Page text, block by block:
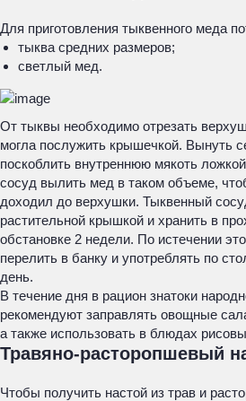
Для приготовления тыквенного меда
тыква средних размеров;
светлый мед.
От тыквы необходимо отрезать
могла послужить крышечкой. Вынуть
поскоблить внутреннюю мякоть
сосуд вылить мед в таком объеме,
доходил до верхушки. Тыквенный
растительной крышкой и хранить в
обстановке 2 недели. По истечении
перелить в банку и употреблять по
день.
В течение дня в рацион знатоки
рекомендуют заправлять овощные
а также использовать в блюдах
Травяно-расторопшевый
Чтобы получить настой из трав и